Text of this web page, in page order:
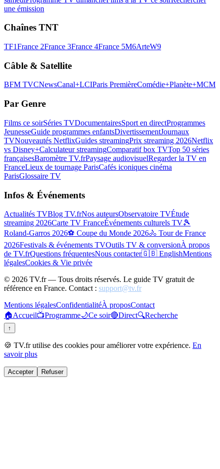
une émission
Chaînes TNT
TF1France 2France 3France 4France 5M6ArteW9
Câble & Satellite
BFM TVCNewsCanal+LCIParis PremièreComédie+Planète+MCM
Par Genre
Films ce soirSéries TVDocumentairesSport en directProgrammes
JeunesseGuide programmes enfantsDivertissementJournaux
TVNouveautés NetflixGuides streamingPrix streaming 2026Netflix
vs Disney+Calculateur streamingComparatif box TVTop 50 séries
françaisesBaromètre TV.frPaysage audiovisuelRegarder la TV en
FranceLieux de tournage ParisCafés iconiques cinéma
ParisGlossaire TV
Infos & Événements
Actualités TVBlog TV.frNos auteursObservatoire TVÉtude
streaming 2026Carte TV FranceÉvénements culturels TV🎾
Roland-Garros 2026⚽ Coupe du Monde 2026🚴 Tour de France
2026Festivals & événements TVOutils TV & conversionÀ propos
de TV.frQuestions fréquentesNous contacter🇬🇧 EnglishMentions
légalesCookies & Vie privée
© 2026 TV.fr — Tous droits réservés. Le guide TV gratuit de
référence en France. Contact : support@tv.fr
Mentions légalesConfidentialitéÀ proposContact
🏠Accueil📺Programme🌙Ce soir🔴Direct🔍Recherche
↑
🍪 TV.fr utilise des cookies pour améliorer votre expérience. En
savoir plus
Accepter Refuser